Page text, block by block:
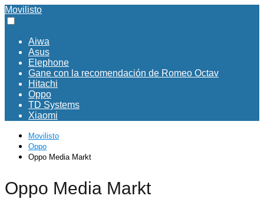
Movilisto
Aiwa
Asus
Elephone
Gane con la recomendación de Romeo Octav
Hitachi
Oppo
TD Systems
Xiaomi
Movilisto
Oppo
Oppo Media Markt
Oppo Media Markt